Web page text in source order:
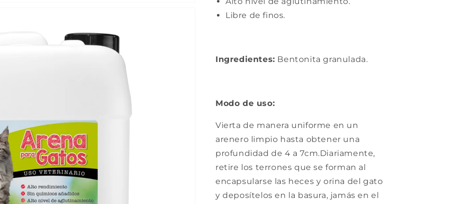
Libre de finos.
Ingredientes: Bentonita granulada.
Modo de uso:
Vierta de manera uniforme en un
arenero limpio hasta obtener una
profundidad de 4 a 7cm.Diariamente,
retire los terrones que se forman al
encapsularse las heces y orina del gato
y deposítelos en la basura, jamás en el